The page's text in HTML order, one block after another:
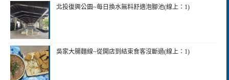
北投復興公園~每日換水無料舒適泡腳池(線上：1)
吳家大腸麵線~從開店到結束食客沒斷過(線上：1)